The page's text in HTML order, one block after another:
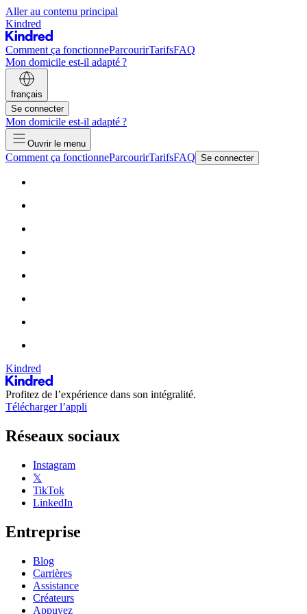
Aller au contenu principal
Kindred
Comment ça fonctionneParcourirTarifsFAQ
Mon domicile est-il adapté ?
français
Se connecter
Mon domicile est-il adapté ?
Ouvrir le menu
Comment ça fonctionneParcourirTarifsFAQ Se connecter
Kindred
Profitez de l’expérience dans son intégralité.
Télécharger l’appli
Réseaux sociaux
Instagram
𝕏
TikTok
LinkedIn
Entreprise
Blog
Carrières
Assistance
Créateurs
Appuyez